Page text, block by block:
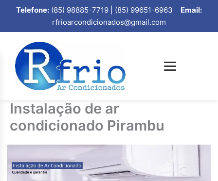
Telefone: (85) 98885-7719 | (85) 99651-6963 Email:
rfrioarcondicionados@gmail.com
Instalação de ar
condicionado Pirambu